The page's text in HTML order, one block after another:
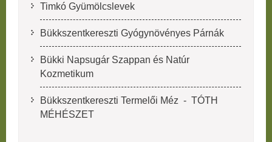
Timkó Gyümölcslevek
Bükkszentkereszti Gyógynövényes Párnák
Bükki Napsugár Szappan és Natúr
Kozmetikum
Bükkszentkereszti Termelői Méz - TÓTH
MÉHÉSZET